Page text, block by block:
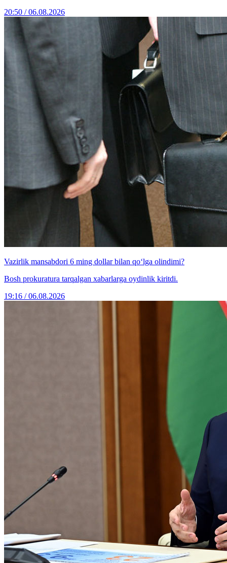
20:50 / 06.08.2026
Vazirlik mansabdori 6 ming dollar bilan qo‘lga olindimi?
Bosh prokuratura tarqalgan xabarlarga oydinlik kiritdi.
19:16 / 06.08.2026